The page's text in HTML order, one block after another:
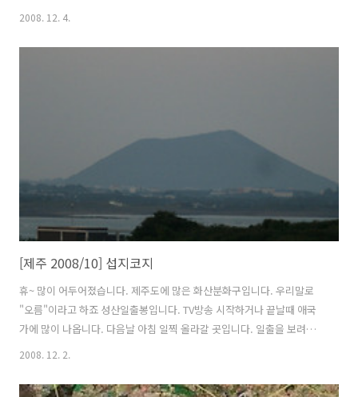
공기가 맑았습니다. 제가 살고 있는 수원과는 하늘과 땅차이였죠... 이른
2008. 12. 4.
[제주 2008/10] 섭지코지
휴~ 많이 어두어졌습니다. 제주도에 많은 화산분화구입니다. 우리말로
"오름"이라고 하죠 성산일출봉입니다. TV방송 시작하거나 끝날때 애국
가에 많이 나옵니다. 다음날 아침 일찍 올라갈 곳입니다. 일출을 보려고
하는데 과연~~ 섭지코지에 있는 등대입니다. 건물이 멋있어서 한컷 찍었
대에 올라가서 본 성산일출봉이니다. 그 앞에 건물과 조화를 잘 이룹니
2008. 12. 2.